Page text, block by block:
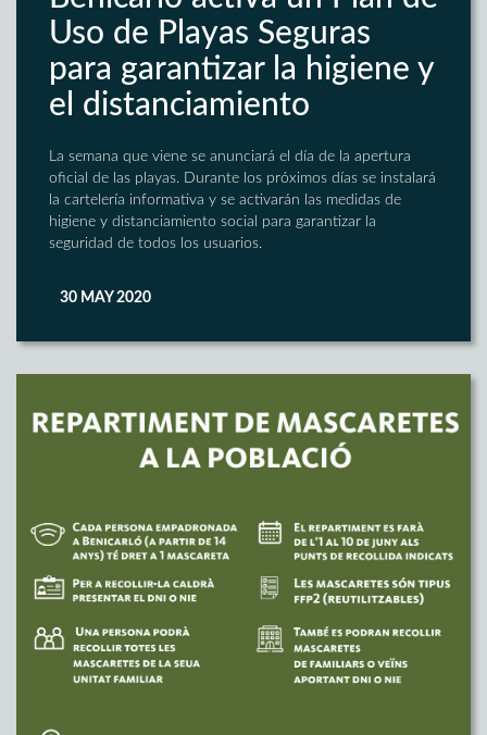
Uso de Playas Seguras
para garantizar la higiene y
el distanciamiento
La semana que viene se anunciará el día de la apertura
oficial de las playas. Durante los próximos días se instalará
la cartelería informativa y se activarán las medidas de
higiene y distanciamiento social para garantizar la
seguridad de todos los usuarios.
30 MAY 2020